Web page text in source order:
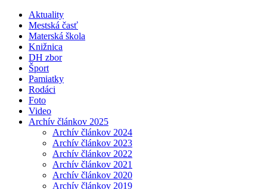
Aktuality
Mestská časť
Materská škola
Knižnica
DH zbor
Šport
Pamiatky
Rodáci
Foto
Video
Archív článkov 2025
Archív článkov 2024
Archív článkov 2023
Archív článkov 2022
Archív článkov 2021
Archív článkov 2020
Archív článkov 2019